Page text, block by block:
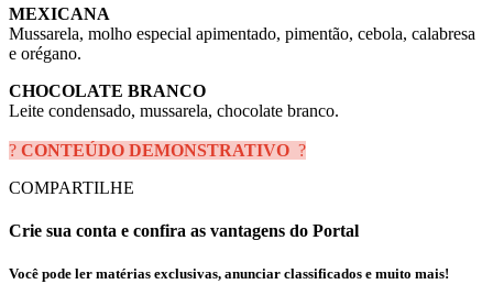
MEXICANA
Mussarela, molho especial apimentado, pimentão, cebola, calabresa
e orégano.
CHOCOLATE BRANCO
Leite condensado, mussarela, chocolate branco.
? CONTEÚDO DEMONSTRATIVO ?
COMPARTILHE
Crie sua conta e confira as vantagens do Portal
Você pode ler matérias exclusivas, anunciar classificados e muito mais!